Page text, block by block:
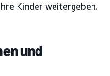
Kinder weitergeben.
und